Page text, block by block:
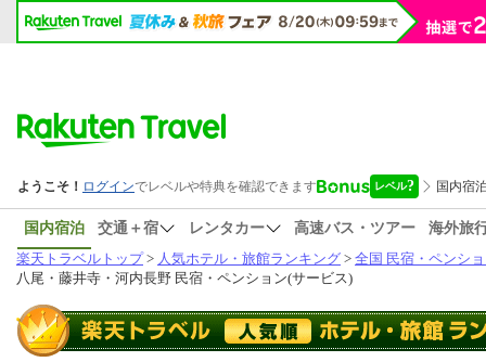
国内宿泊 交通＋宿 レンタカー 高速バス・ツアー
海外旅
楽天トラベルトップ> 人気ホテル・旅館ランキング > 全国 民宿・ペンシ
八尾・藤井寺・河内長野 民宿・ペンション(サービス)